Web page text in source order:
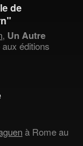
de
, Un Autre
aux éditions
à Rome au